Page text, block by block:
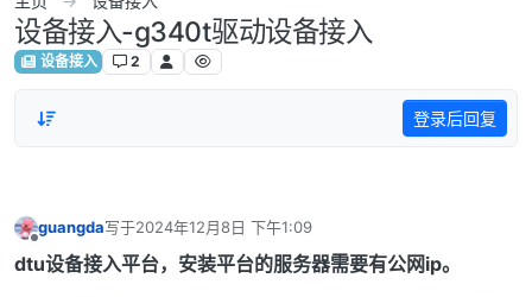
设备接入-g340t驱动设备接入
设备接入 2
登录后回复
guangda写于2024年12月8日 下午1:09
最后由 编辑
dtu设备接入平台，安装平台的服务器需要有公网ip。